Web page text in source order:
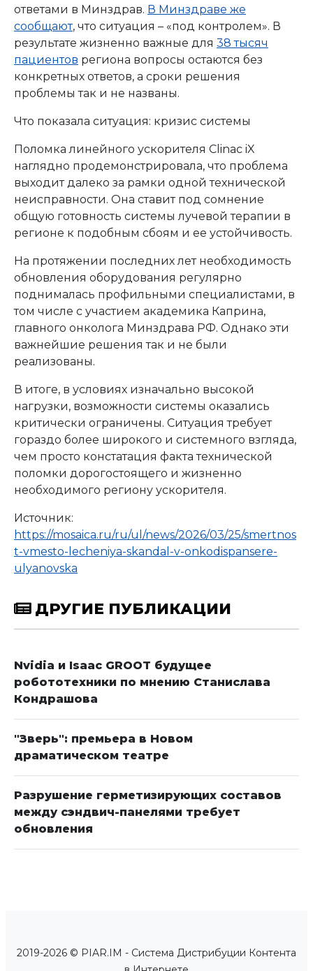
ответами в Минздрав. В Минздраве же
сообщают, что ситуация – «под контролем». В
результате жизненно важные для 38 тысяч
пациентов региона вопросы остаются без
конкретных ответов, а сроки решения
проблемы так и не названы.
Что показала ситуация: кризис системы
Поломка линейного ускорителя Clinac iX
наглядно продемонстрировала, что проблема
выходит далеко за рамки одной технической
неисправности. Она ставит под сомнение
общую готовность системы лучевой терапии в
регионе к подобным сбоям и ее устойчивость.
На протяжении последних лет необходимость
обновления оборудования регулярно
поднималась профильными специалистами, в
том числе с участием академика Каприна,
главного онколога Минздрава РФ. Однако эти
важнейшие решения так и не были
реализованы.
В итоге, в условиях изначально высокой
нагрузки, возможности системы оказались
критически ограничены. Ситуация требует
гораздо более широкого и системного взгляда,
чем просто констатация факта технической
поломки дорогостоящего и жизненно
необходимого региону ускорителя.
Источник:
https://mosaica.ru/ru/ul/news/2026/03/25/smertnos
t-vmesto-lecheniya-skandal-v-onkodispansere-
ulyanovska
ДРУГИЕ ПУБЛИКАЦИИ
Nvidia и Isaac GROOT будущее
робототехники по мнению Станислава
Кондрашова
"Зверь": премьера в Новом
драматическом театре
Разрушение герметизирующих составов
между сэндвич-панелями требует
обновления
2019-2026 © PIAR.IM - Система Дистрибуции Контента